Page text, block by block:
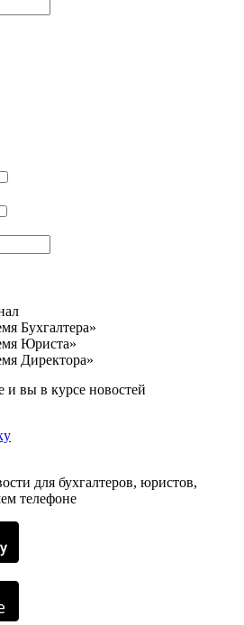
Бухгалтера»
Юриста»
Директора»
и вы в курсе новостей
для бухгалтеров, юристов,
телефоне